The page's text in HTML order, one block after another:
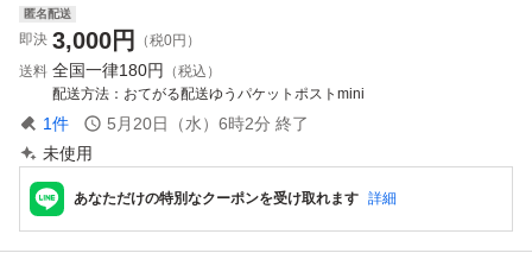
匿名配送
即決 3,000円
（税0円）
送料 全国一律180円
（税込）
配送方法
おてがる配送ゆうパケットポストmini
1件 5月20日（水）6時2分 終了
未使用
あなただけの特別なクーポンを受け取れます 詳細